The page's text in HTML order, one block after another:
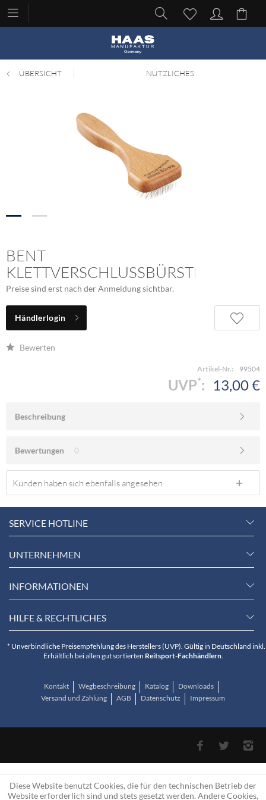
ÜBERSICHT NÜTZLICHES
BENT
KLETTVERSCHLUSSBÜRSTE
Preise sind erst nach der Anmeldung sichtbar.
Händlerlogin
Bewerten
Artikel-Nr.: 99504
UVP*: 13,00 €
Beschreibung
Bewertungen 0
Kunden haben sich ebenfalls angesehen
SERVICE HOTLINE
UNTERNEHMEN
INFORMATIONEN
HILFE & RECHTLICHES
* Unverbindliche Preisempfehlung des Herstellers (UVP). Gültig in Deutschland
Erhältlich bei allen gut sortierten Reitsport-Fachhändlern.
Kontakt Wegbeschreibung Katalog
Downloads
Versand und Zahlung
AGB Datenschutz Impressum
Diese Website benutzt Cookies, die für den technischen Betrieb der
Website erforderlich sind und stets gesetzt werden. Andere Cookies,